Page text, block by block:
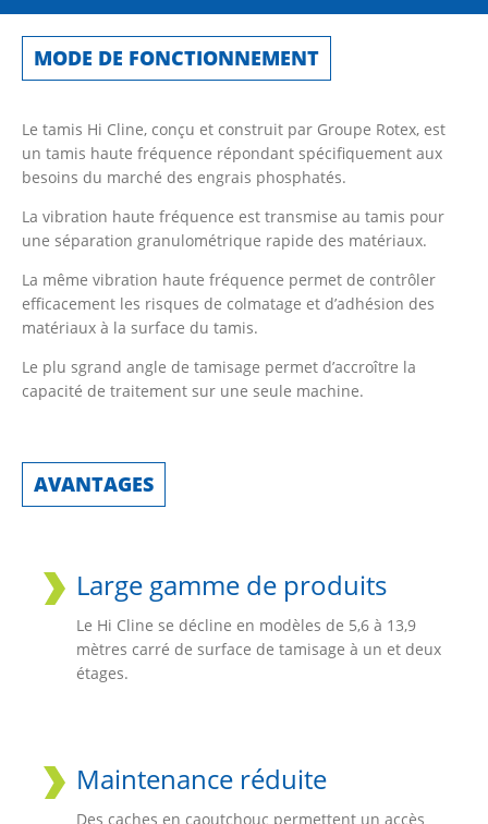
MODE DE FONCTIONNEMENT
Le tamis Hi Cline, conçu et construit par Groupe Rotex, est
un tamis haute fréquence répondant spécifiquement aux
besoins du marché des engrais phosphatés.
La vibration haute fréquence est transmise au tamis pour
une séparation granulométrique rapide des matériaux.
La même vibration haute fréquence permet de contrôler
efficacement les risques de colmatage et d’adhésion des
matériaux à la surface du tamis.
Le plu sgrand angle de tamisage permet d’accroître la
capacité de traitement sur une seule machine.
AVANTAGES
Large gamme de produits
Le Hi Cline se décline en modèles de 5,6 à 13,9
mètres carré de surface de tamisage à un et deux
étages.
Maintenance réduite
Des caches en caoutchouc permettent un accès